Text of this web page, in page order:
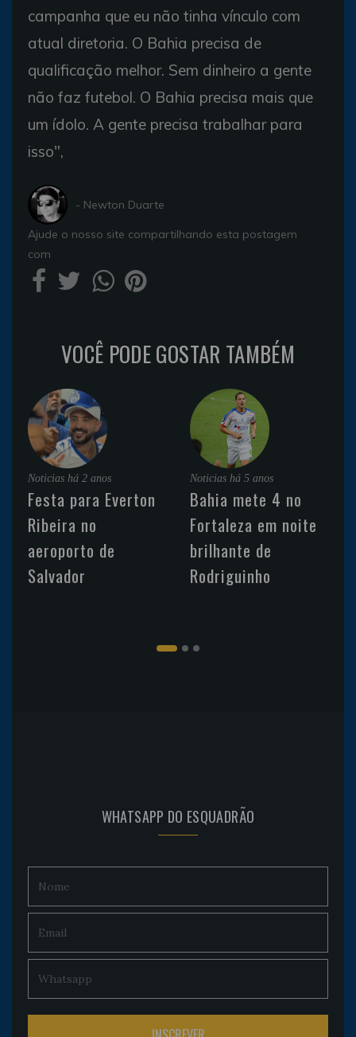
campanha que eu não tinha vínculo com
atual diretoria. O Bahia precisa de
qualificação melhor. Sem dinheiro a gente
não faz futebol. O Bahia precisa mais que
um ídolo. A gente precisa trabalhar para
isso",
- Newton Duarte
Ajude o nosso site compartilhando esta postagem
com
VOCÊ PODE GOSTAR TAMBÉM
Noticias há 2 anos
Festa para Everton
Ribeira no
aeroporto de
Salvador
Noticias há 5 anos
Bahia mete 4 no
Fortaleza em noite
brilhante de
Rodriguinho
WHATSAPP DO ESQUADRÃO